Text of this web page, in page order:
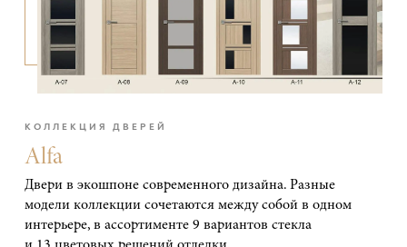
КОЛЛЕКЦИЯ ДВЕРЕЙ
Alfa
Двери в экошпоне современного дизайна. Разные
модели коллекции сочетаются между собой в одном
интерьере, в ассортименте 9 вариантов стекла